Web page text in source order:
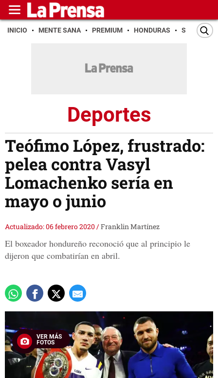
INICIO MENTE SANA PREMIUM HONDURAS SAN PEDRO
Deportes
Teófimo López, frustrado:
pelea contra Vasyl
Lomachenko sería en
mayo o junio
Actualizado: 06 febrero 2020/Franklin Martínez
El boxeador hondureño reconoció que al principio le
dijeron que combatirían en abril.
VER MÁS
FOTOS